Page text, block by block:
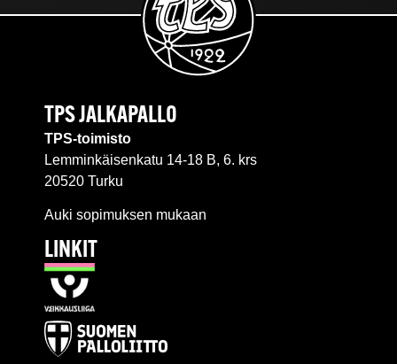
TPS JALKAPALLO
TPS-toimisto
Lemminkäisenkatu 14-18 B, 6. krs
20520 Turku
Auki sopimuksen mukaan
LINKIT